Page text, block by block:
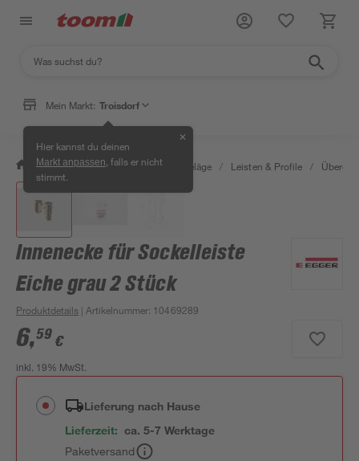
Mein Markt: Troisdorf
Hier kannst du deinen
Markt anpassen , falls er nicht
stimmt.
✕
/ Bauen & Renovieren / Bodenbeläge / Leisten & Profile /
Innenecke für Sockelleiste
Eiche grau 2 Stück
Produktdetails | Artikelnummer: 10469289
6,59 €
inkl. 19% MwSt.
Lieferung nach Hause
Lieferzeit: ca. 5-7 Werktage
Paketversand